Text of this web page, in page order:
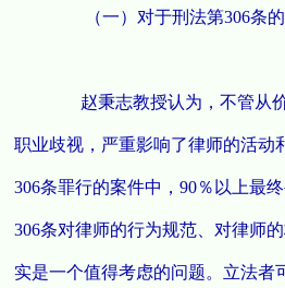
（一）对于刑法第306条的
赵秉志教授认为，不管从价
职业歧视，严重影响了律师的活动
306条罪行的案件中，90％以上最
306条对律师的行为规范、对律师
实是一个值得考虑的问题。立法